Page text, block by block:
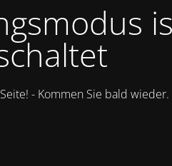
- Kommen Sie bald wieder.